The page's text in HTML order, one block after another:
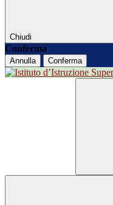
Chiudi
Conferma
Annulla Conferma